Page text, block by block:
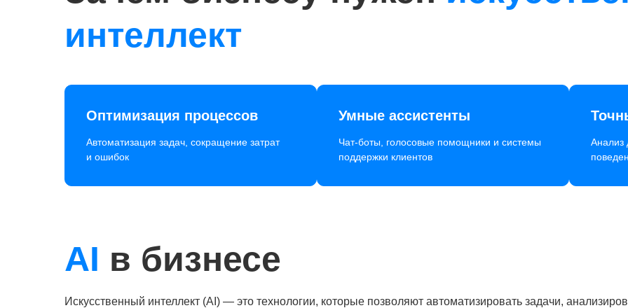
интеллект
Оптимизация процессов
Автоматизация задач, сокращение затрат
и ошибок
Умные ассистенты
Чат-боты, голосовые помощники и системы
поддержки клиентов
Анализ
AI в бизнесе
Искусственный интеллект (AI) — это технологии, которые позволяют автоматизировать задачи,